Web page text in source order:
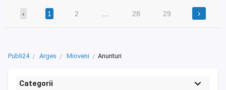
‹ 1 2 28 29 ›
Publi24 Arges Mioveni Anunturi
Categorii